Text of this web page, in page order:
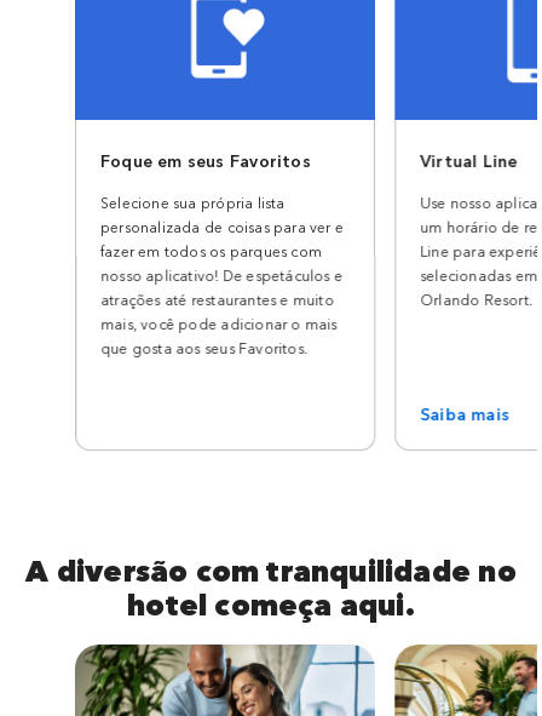
Foque em seus Favoritos
Selecione sua própria lista
personalizada de coisas para ver e
fazer em todos os parques com
nosso aplicativo! De espetáculos e
atrações até restaurantes e muito
mais, você pode adicionar o mais
que gosta aos seus Favoritos.
Virtual Line
Use nosso
um horário de
Line para
selecionadas
Orlando Resort.
Saiba mais
A diversão com tranquilidade no
hotel começa aqui.